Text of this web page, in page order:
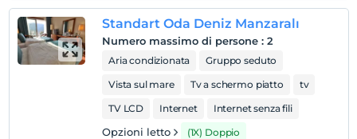
Standart Oda Deniz Manzaralı
Numero massimo di persone : 2
Aria condizionata
Gruppo seduto
Vista sul mare
Tv a schermo piatto
tv
TV LCD
Internet Internet senza fili
Opzioni letto (1X) Doppio